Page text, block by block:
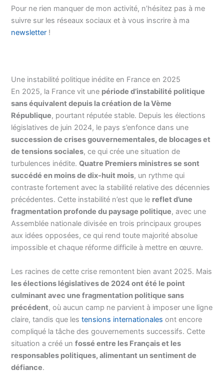
Pour ne rien manquer de mon activité, n’hésitez pas à me
suivre sur les réseaux sociaux et à vous inscrire à ma
newsletter !
Une instabilité politique inédite en France en 2025
En 2025, la France vit une période d’instabilité politique
sans équivalent depuis la création de la Vème
République, pourtant réputée stable. Depuis les élections
législatives de juin 2024, le pays s’enfonce dans une
succession de crises gouvernementales, de blocages et
de tensions sociales, ce qui crée une situation de
turbulences inédite.Quatre Premiers ministres se sont
succédé en moins de dix-huit mois, un rythme qui
contraste fortement avec la stabilité relative des décennies
précédentes. Cette instabilité n’est que le reflet d’une
fragmentation profonde du paysage politique, avec une
Assemblée nationale divisée en trois principaux groupes
aux idées opposées, ce qui rend toute majorité absolue
impossible et chaque réforme difficile à mettre en œuvre.
Les racines de cette crise remontent bien avant 2025. Mais
les élections législatives de 2024 ont été le point
culminant avec une fragmentation politique sans
précédent, où aucun camp ne parvient à imposer une ligne
claire, tandis que lestensions internationales ont encore
compliqué la tâche des gouvernements successifs. Cette
situation a créé unfossé entre les Français et les
responsables politiques, alimentant un sentiment de
défiance.